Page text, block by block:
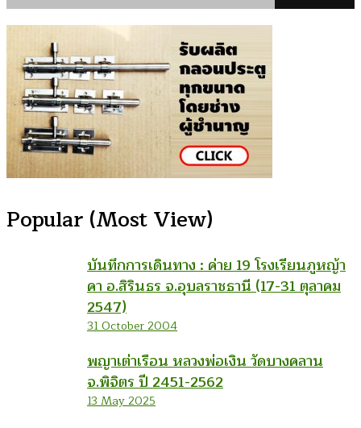
Popular (Most View)
บันทึกการเดินทาง : ค่าย 19 โรงเรียนภูหญ้า
คา อ.สิรินธร จ.อุบลราชธานี (17-31 ตุลาคม
2547)
31 October 2004
พญาเต่าเรือน หลวงพ่อเงิน วัดบางคลาน
จ.พิจิตร ปี 2451-2562
13 May 2025